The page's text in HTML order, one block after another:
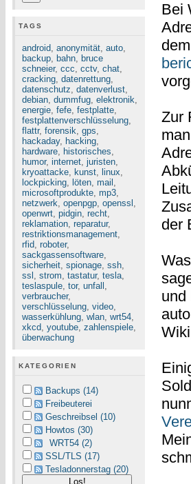
TAGS
android, anonymität, auto,
backup, bahn, bruce
schneier, ccc, cctv, chat,
cracking, datenrettung,
datenschutz, datenverlust,
debian, dummfug, elektronik,
energie, fefe, festplatte,
festplattenverschlüsselung,
flattr, forensik, gps,
hackaday, hacking,
hardware, historisches,
humor, internet, juristen,
kryoattacke, kunst, linux,
lockpicking, löten, mail ,
microsoftprodukte, mp3,
netzwerk, openpgp, openssl ,
openwrt, pidgin, recht,
reklamation, reparatur,
restriktionsmanagement,
rfid, roboter,
sackgassensoftware,
sicherheit, spionage, ssh,
ssl , strom, tastatur, tesla,
teslaspule, tor, unfall ,
verbraucher,
verschlüsselung, video,
wasserkühlung, wlan, wrt54,
xkcd, youtube, zahlenspiele,
überwachung
KATEGORIEN
Backups (14)
Freibeuterei
Geschreibsel (10)
Howtos (30)
WRT54 (2)
SSL/TLS (17)
Tesladonnerstag (20)
Bei
Zur
der
und